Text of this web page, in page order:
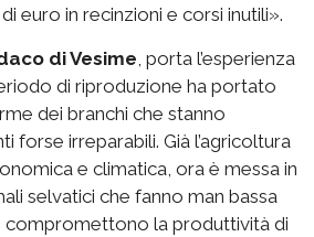
euro in recinzioni e corsi inutili».
di Vesime, porta l’esperienza
di riproduzione ha portato
dei branchi che stanno
forse irreparabili. Già l’agricoltura
e climatica, ora è messa in
selvatici che fanno man bassa
compromettono la produttività di